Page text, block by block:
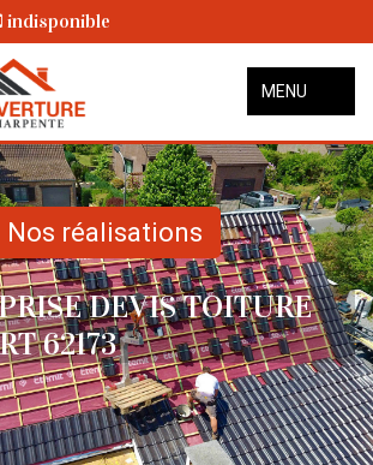
indisponible
MENU
Nos réalisations
DEVIS TOITURE
62173